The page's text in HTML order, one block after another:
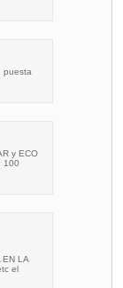
puesta
y ECO
100
EN LA
el